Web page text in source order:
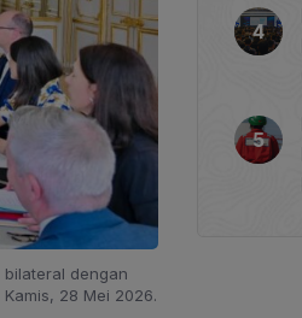
bilateral dengan
28 Mei 2026.